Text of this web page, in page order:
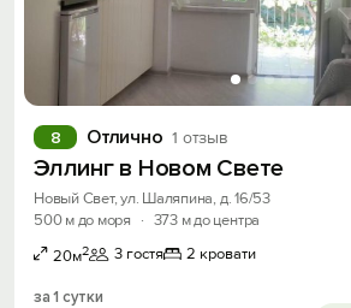
Отлично 1 отзыв
8
Эллинг в Новом Свете
Новый Свет, ул. Шаляпина, д. 16/53
500 м до моря
· 373 м до центра
20м2 3 гостя 2 кровати
за 1 сутки